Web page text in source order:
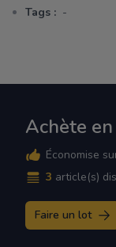
Tags : -
Achète
Économise
3 article(s)
Faire un lot